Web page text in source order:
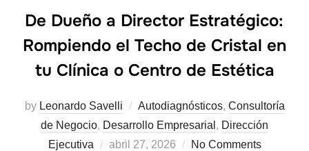
De Dueño a Director Estratégico:
Rompiendo el Techo de Cristal en
tu Clínica o Centro de Estética
by Leonardo Savelli Autodiagnósticos, Consultoría
de Negocio, Desarrollo Empresarial , Dirección
Ejecutiva
abril 27, 2026 No Comments